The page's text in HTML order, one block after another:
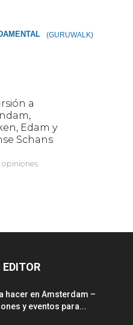
(GURUWALK)
EDITOR
hacer en Amsterdam –
y eventos para...